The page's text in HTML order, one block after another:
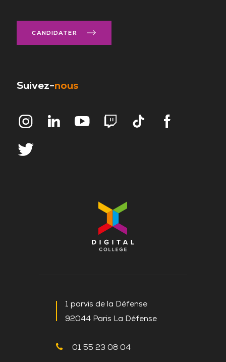
1 parvis de la Défense
92044 Paris La Défense
01 55 23 08 04
CANDIDATER
Suivez-nous